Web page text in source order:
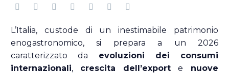
L’Italia, custode di un inestimabile patrimonio
enogastronomico, si prepara a un 2026
caratterizzato da evoluzioni dei consumi
internazionali, crescita dell’exporte nuove